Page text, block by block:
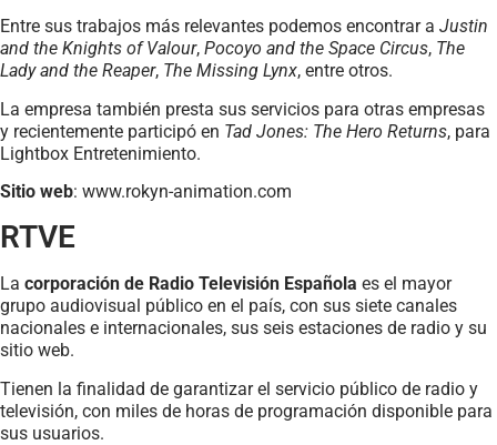
Entre sus trabajos más relevantes podemos encontrar a Justin
and the Knights of Valour, Pocoyo and the Space Circus, The
Lady and the Reaper, The Missing Lynx, entre otros.
La empresa también presta sus servicios para otras empresas
y recientemente participó en Tad Jones: The Hero Returns, para
Lightbox Entretenimiento.
Sitio web: www.rokyn-animation.com
RTVE
La corporación de Radio Televisión Española es el mayor
grupo audiovisual público en el país, con sus siete canales
nacionales e internacionales, sus seis estaciones de radio y su
sitio web.
Tienen la finalidad de garantizar el servicio público de radio y
televisión, con miles de horas de programación disponible para
sus usuarios.